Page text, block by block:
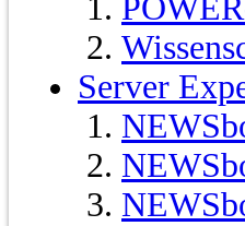
Server